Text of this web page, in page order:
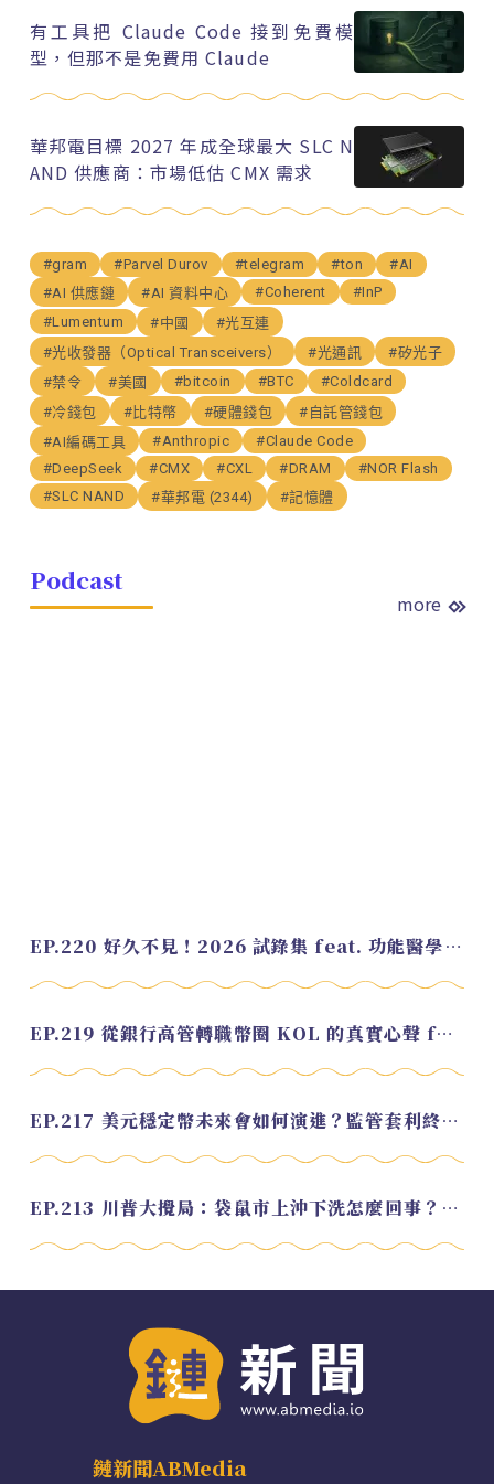
有工具把 Claude Code 接到免費模
型，但那不是免費用 Claude
華邦電目標 2027 年成全球最大 SLC N
AND 供應商：市場低估 CMX 需求
#gram #Parvel Durov #telegram #ton
#AI
#AI 供應鏈
#AI 資料中心 #Coherent
#InP
#Lumentum
#中國
#光互連
#光收發器（Optical Transceivers）
#光通訊
#矽光子
#禁令
#美國 #bitcoin #BTC
#Coldcard
#冷錢包
#比特幣 #硬體錢包
#自託管錢包
#AI編碼工具
#Anthropic
#Claude Code
#DeepSeek
#CMX #CXL #DRAM
#NOR Flash
#SLC NAND
#華邦電 (2344) #記憶體
Podcast
more
EP.220 好久不見！2026 試錄集 feat. 功能醫學營養師 美寶
EP.219 從銀行高管轉職幣圈 KOL 的真實心聲 feat.龜大
EP.217 美元穩定幣未來會如何演進？監管套利終將收斂？feat. 研究員 余哲安
EP.213 川普大攪局：袋鼠市上沖下洗怎麼回事？feat. Alvin
鏈新聞ABMedia